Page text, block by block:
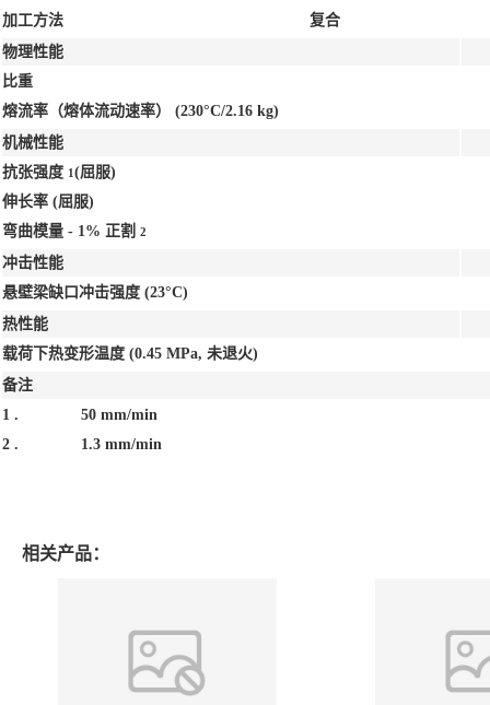
加工方法
复合
物理性能
比重
熔流率（熔体流动速率） (230°C/2.16 kg)
机械性能
抗张强度 1 (屈服)
伸长率 (屈服)
弯曲模量 - 1% 正割
2
冲击性能
悬壁梁缺口冲击强度 (23°C)
热性能
载荷下热变形温度 (0.45 MPa, 未退火)
备注
1 .
50 mm/min
2 .
1.3 mm/min
相关产品：